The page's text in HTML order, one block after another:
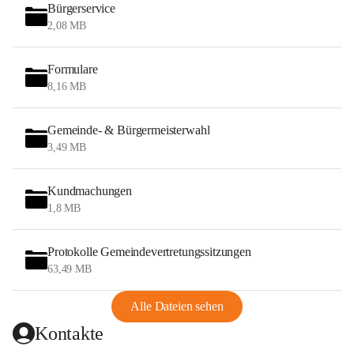
Bürgerservice
2,08 MB
Formulare
8,16 MB
Gemeinde- & Bürgermeisterwahl
3,49 MB
Kundmachungen
1,8 MB
Protokolle Gemeindevertretungssitzungen
63,49 MB
Alle Dateien sehen
Kontakte